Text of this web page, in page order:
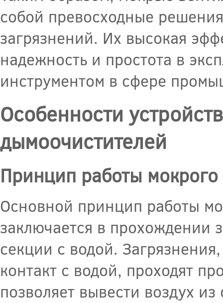
собой превосходные
загрязнений. Их высокая
надежность и простота в
инструментом в сфере
Особенности
дымоочистителей
Принцип работы
Основной принцип работы
заключается в прохождении
секции с водой.
контакт с водой, проходят
позволяет вывести воздух